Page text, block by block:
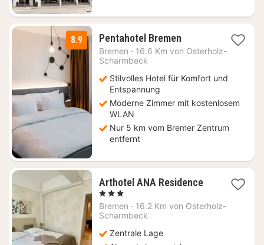
8.9 Pentahotel Bremen1
Nacht
€
Bremen · 16.6 Km von Osterholz-
Scharmbeck
Stilvolles Hotel für Komfort und
Entspannung
Moderne Zimmer mit kostenlosem
WLAN
Nur 5 km vom Bremer Zentrum
entfernt
Arthotel ANA Residence1
ab
, 3 Sterne
Bremen · 16.2 Km von Osterholz-
Scharmbeck
Zentrale Lage